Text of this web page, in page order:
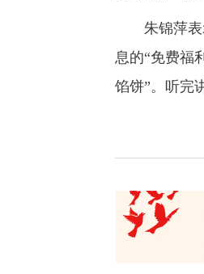
朱锦萍表示
息的“免费福
馅饼”。听完